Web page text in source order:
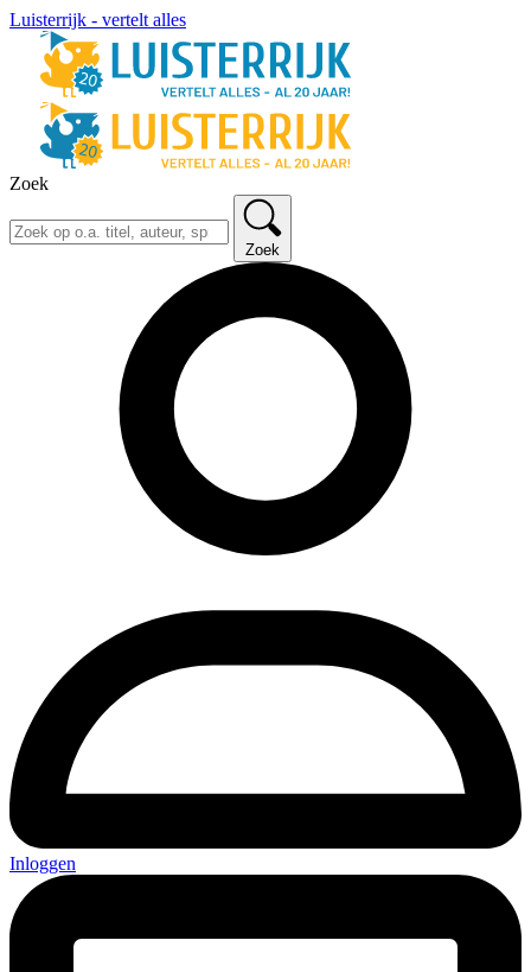
Luisterrijk - vertelt alles
Zoek
Zoek
Inloggen